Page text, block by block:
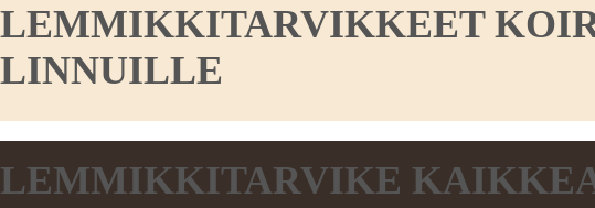
LEMMIKKITARVIKKEET
LINNUILLE
LEMMIKKITARVIKE